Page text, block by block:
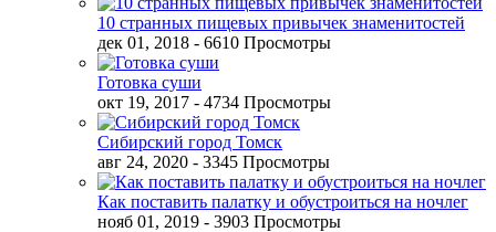
10 странных пищевых привычек знаменитостей
дек 01, 2018 - 6610 Просмотры
Готовка суши
окт 19, 2017 - 4734 Просмотры
Сибирский город Томск
авг 24, 2020 - 3345 Просмотры
Как поставить палатку и обустроиться на ночлег
нояб 01, 2019 - 3903 Просмотры